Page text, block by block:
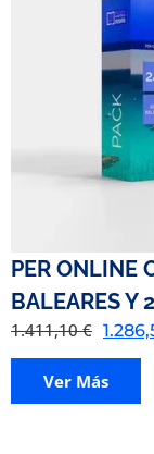
PER ONLINE
BALEARES Y
1.411,10€
Ver Más